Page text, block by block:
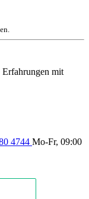
mit
4744 Mo-Fr, 09:00